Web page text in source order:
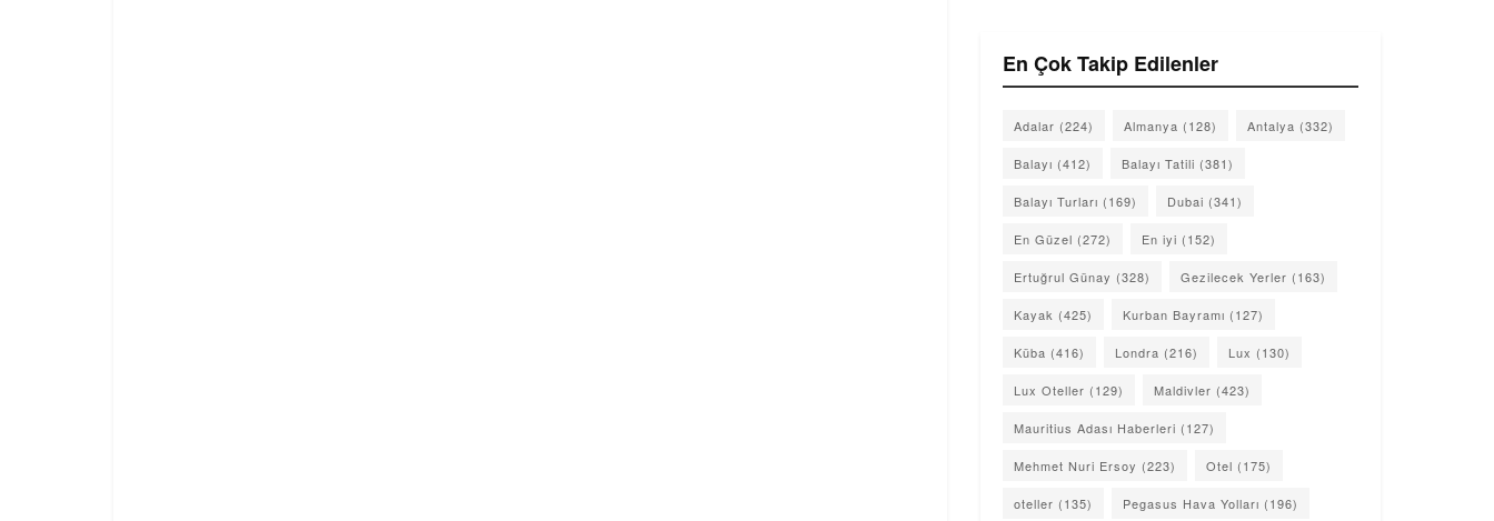
En Çok Takip Edilenler
Adalar (224) Almanya (128) Antalya (332)
Balayı (412) Balayı Tatili (381)
Balayı Turları (169) Dubai (341)
En Güzel (272) En iyi (152)
Ertuğrul Günay (328) Gezilecek Yerler (163)
Kayak (425) Kurban Bayramı (127)
Küba (416) Londra (216) Lux (130)
Lux Oteller (129) Maldivler (423)
Mauritius Adası Haberleri (127)
Mehmet Nuri Ersoy (223) Otel (175)
oteller (135) Pegasus Hava Yolları (196)